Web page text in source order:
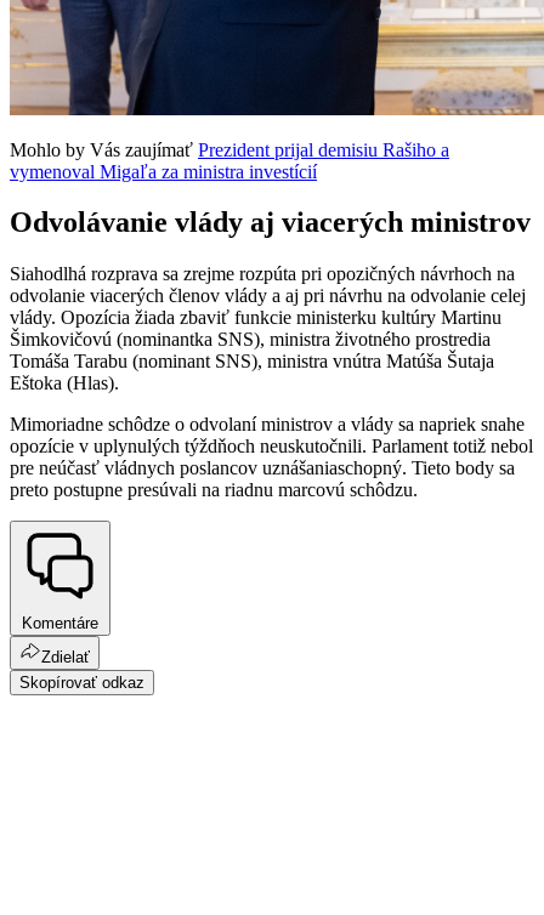
Mohlo by Vás zaujímať Prezident prijal demisiu Rašiho a
vymenoval Migaľa za ministra investícií
Odvolávanie vlády aj viacerých ministrov
Siahodlhá rozprava sa zrejme rozpúta pri opozičných návrhoch na
odvolanie viacerých členov vlády a aj pri návrhu na odvolanie celej
vlády. Opozícia žiada zbaviť funkcie ministerku kultúry Martinu
Šimkovičovú (nominantka SNS), ministra životného prostredia
Tomáša Tarabu (nominant SNS), ministra vnútra Matúša Šutaja
Eštoka (Hlas).
Mimoriadne schôdze o odvolaní ministrov a vlády sa napriek snahe
opozície v uplynulých týždňoch neuskutočnili. Parlament totiž nebol
pre neúčasť vládnych poslancov uznášaniaschopný. Tieto body sa
preto postupne presúvali na riadnu marcovú schôdzu.
Komentáre
Zdielať
Skopírovať odkaz